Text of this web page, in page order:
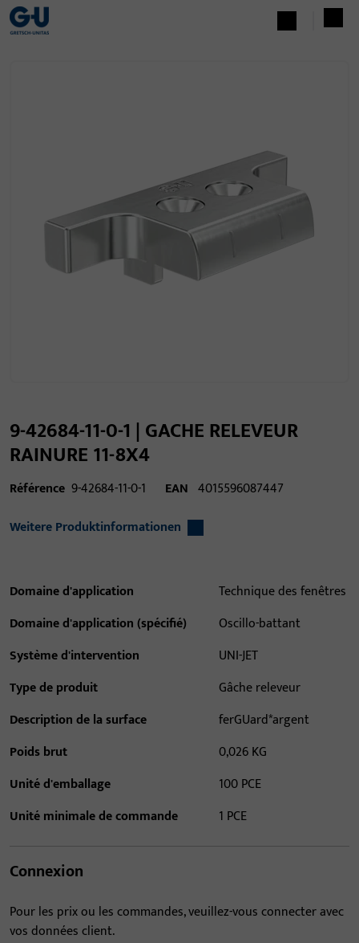
9-42684-11-0-1 | GACHE RELEVEUR
RAINURE 11-8X4
Référence 9-42684-11-0-1 EAN 4015596087447
Weitere Produktinformationen
Domaine d'application
Technique des fenêtres
Domaine d'application (spécifié)
Oscillo-battant
Système d'intervention
UNI-JET
Type de produit
Gâche releveur
Description de la surface
ferGUard*argent
Poids brut
0,026 KG
Unité d'emballage
100 PCE
Unité minimale de commande
1 PCE
Connexion
Pour les prix ou les commandes, veuillez-vous connecter avec
vos données client.